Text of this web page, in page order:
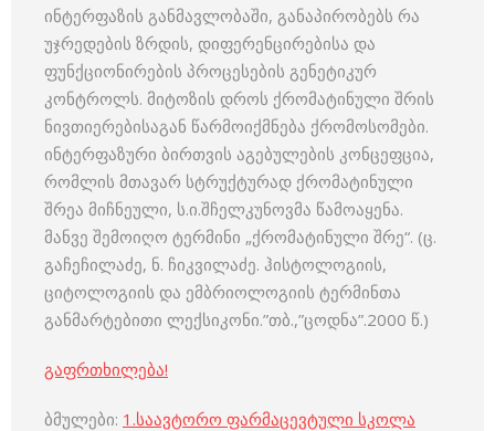
ინტერფაზის განმავლობაში, განაპირობებს რა
უჯრედების ზრდის, დიფერენცირებისა და
ფუნქციონირების პროცესების გენეტიკურ
კონტროლს. მიტოზის დროს ქრომატინული შრის
ნივთიერებისაგან წარმოიქმნება ქრომოსომები.
ინტერფაზური ბირთვის აგებულების კონცეფცია,
რომლის მთავარ სტრუქტურად ქრომატინული
შრეა მიჩნეული, ს.ი.შჩელკუნოვმა წამოაყენა.
მანვე შემოიღო ტერმინი „ქრომატინული შრე“. (ც.
გაჩეჩილაძე, ნ. ჩიკვილაძე. ჰისტოლოგიის,
ციტოლოგიის და ემბრიოლოგიის ტერმინთა
განმარტებითი ლექსიკონი.”თბ.,”ცოდნა”.2000 წ.)
გაფრთხილება!
ბმულები: 1.საავტორო ფარმაცევტული სკოლა